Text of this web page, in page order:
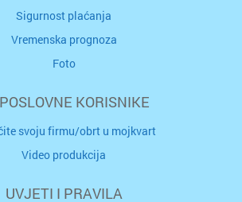
Sigurnost plaćanja
Vremenska prognoza
Foto
KORISNIKE
svoju firmu/obrt u mojkvart
Video produkcija
UVJETI I PRAVILA